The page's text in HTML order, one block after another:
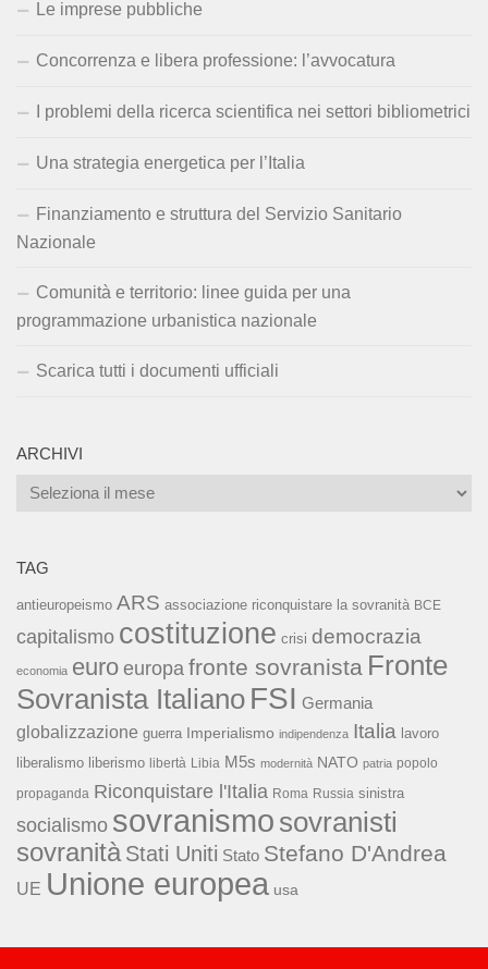
Le imprese pubbliche
Concorrenza e libera professione: l’avvocatura
I problemi della ricerca scientifica nei settori bibliometrici
Una strategia energetica per l’Italia
Finanziamento e struttura del Servizio Sanitario
Nazionale
Comunità e territorio: linee guida per una
programmazione urbanistica nazionale
Scarica tutti i documenti ufficiali
ARCHIVI
Archivi
TAG
antieuropeismo ARS associazione riconquistare la sovranità BCE
capitalismo costituzione crisi democrazia
economia euro europa fronte sovranista Fronte
Sovranista Italiano FSI Germania
globalizzazione guerra Imperialismo indipendenza Italia lavoro
liberalismo liberismo libertà Libia M5s modernità NATO patria popolo
propaganda Riconquistare l'Italia Roma Russia sinistra
socialismo sovranismo sovranisti
sovranità Stati Uniti Stato Stefano D'Andrea
UE Unione europea usa